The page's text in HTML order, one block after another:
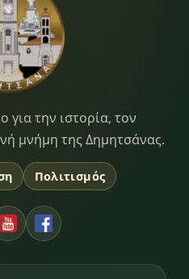
για την ιστορία, τον
μνήμη της Δημητσάνας.
Πολιτισμός